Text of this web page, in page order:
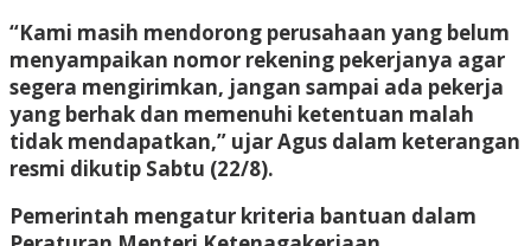
“Kami masih mendorong perusahaan yang belum
menyampaikan nomor rekening pekerjanya agar
segera mengirimkan, jangan sampai ada pekerja
yang berhak dan memenuhi ketentuan malah
tidak mendapatkan,” ujar Agus dalam keterangan
resmi dikutip Sabtu (22/8).
Pemerintah mengatur kriteria bantuan dalam